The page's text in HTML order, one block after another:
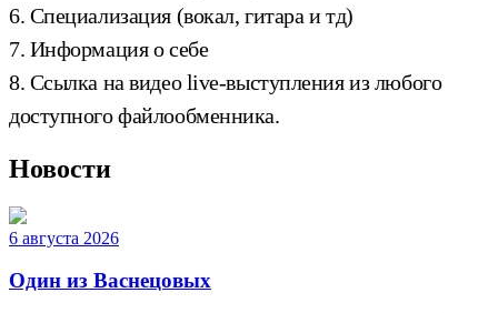
6. Специализация (вокал, гитара и тд)
7. Информация о себе
8. Ссылка на видео live-выступления из любого
доступного файлообменника.
Новости
6 августа 2026
Один из Васнецовых